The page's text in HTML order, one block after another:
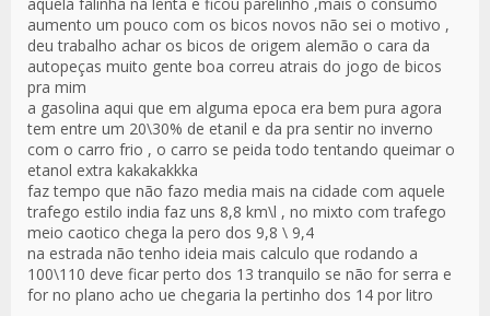
aumento um pouco com os bicos novos não sei o motivo ,
deu trabalho achar os bicos de origem alemão o cara da
autopeças muito gente boa correu atrais do jogo de bicos
pra mim
a gasolina aqui que em alguma epoca era bem pura agora
tem entre um 20\30% de etanil e da pra sentir no inverno
com o carro frio , o carro se peida todo tentando queimar o
etanol extra kakakakkka
faz tempo que não fazo media mais na cidade com aquele
trafego estilo india faz uns 8,8 km\l , no mixto com trafego
meio caotico chega la pero dos 9,8 \ 9,4
na estrada não tenho ideia mais calculo que rodando a
100\110 deve ficar perto dos 13 tranquilo se não for serra e
for no plano acho ue chegaria la pertinho dos 14 por litro